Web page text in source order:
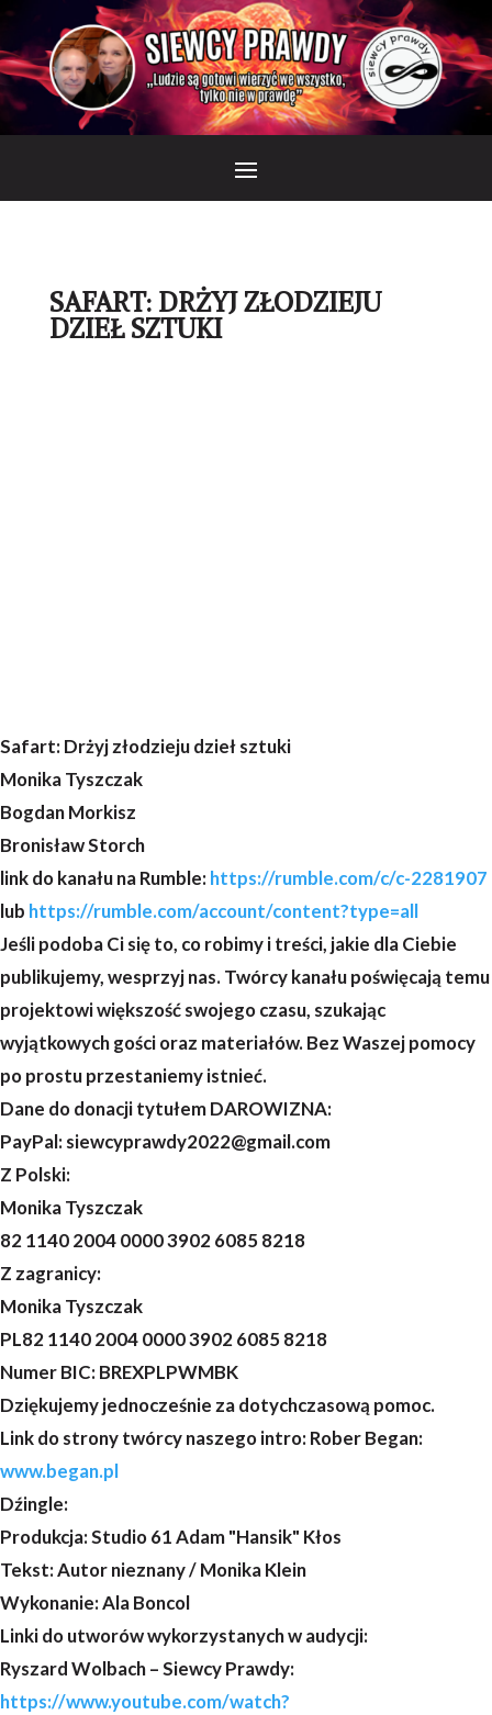
SAFART: DRŻYJ ZŁODZIEJU
DZIEŁ SZTUKI
Safart: Drżyj złodzieju dzieł sztuki
Monika Tyszczak
Bogdan Morkisz
Bronisław Storch
link do kanału na Rumble: https://rumble.com/c/c-2281907
lub https://rumble.com/account/content?type=all
Jeśli podoba Ci się to, co robimy i treści, jakie dla Ciebie
publikujemy, wesprzyj nas. Twórcy kanału poświęcają temu
projektowi większość swojego czasu, szukając
wyjątkowych gości oraz materiałów. Bez Waszej pomocy
po prostu przestaniemy istnieć.
Dane do donacji tytułem DAROWIZNA:
PayPal: siewcyprawdy2022@gmail.com
Z Polski:
Monika Tyszczak
82 1140 2004 0000 3902 6085 8218
Z zagranicy:
Monika Tyszczak
PL82 1140 2004 0000 3902 6085 8218
Numer BIC: BREXPLPWMBK
Dziękujemy jednocześnie za dotychczasową pomoc.
Link do strony twórcy naszego intro: Rober Began:
www.began.pl
Dźingle:
Produkcja: Studio 61 Adam "Hansik" Kłos
Tekst: Autor nieznany / Monika Klein
Wykonanie: Ala Boncol
Linki do utworów wykorzystanych w audycji:
Ryszard Wolbach – Siewcy Prawdy:
https://www.youtube.com/watch?